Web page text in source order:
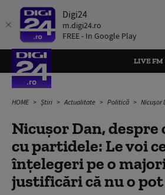
Digi24
m.digi24.ro
FREE - In Google Play
LIVE FM
HOME Știri Actualitate Politică Nicușor Dan, despre
Nicușor Dan,
cu partidele: Le voi
înțelegeri pe o
justificări că nu o